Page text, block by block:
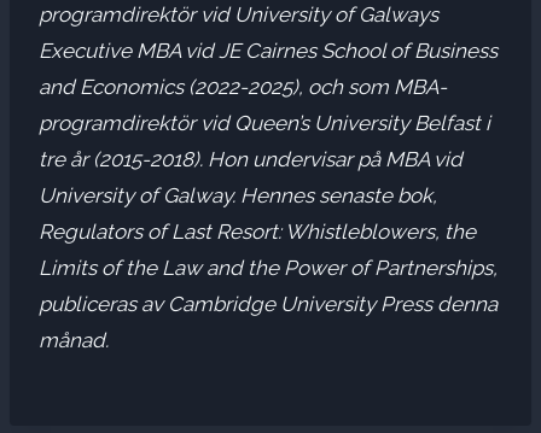
programdirektör vid University of Galways
Executive MBA vid JE Cairnes School of Business
and Economics (2022-2025), och som MBA-
programdirektör vid Queen’s University Belfast i
tre år (2015-2018). Hon undervisar på MBA vid
University of Galway. Hennes senaste bok,
Regulators of Last Resort: Whistleblowers, the
Limits of the Law and the Power of Partnerships,
publiceras av Cambridge University Press denna
månad.